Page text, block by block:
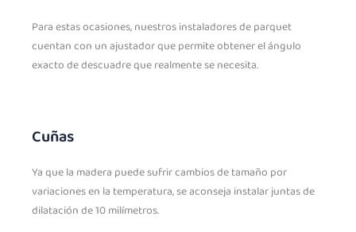
Para estas ocasiones, nuestros instaladores de parquet
cuentan con un ajustador que permite obtener el ángulo
exacto de descuadre que realmente se necesita.
Cuñas
Ya que la madera puede sufrir cambios de tamaño por
variaciones en la temperatura, se aconseja instalar juntas de
dilatación de 10 milímetros.